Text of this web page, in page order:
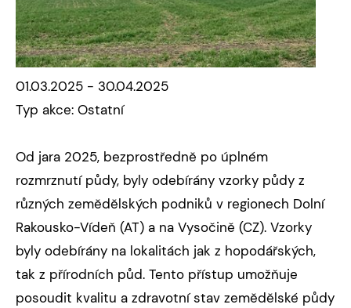
01.03.2025 - 30.04.2025
Typ akce: Ostatní
Od jara 2025, bezprostředně po úplném
rozmrznutí půdy, byly odebírány vzorky půdy z
různých zemědělských podniků v regionech Dolní
Rakousko-Vídeň (AT) a na Vysočině (CZ). Vzorky
byly odebírány na lokalitách jak z hopodářských,
tak z přírodních půd. Tento přístup umožňuje
posoudit kvalitu a zdravotní stav zemědělské půdy